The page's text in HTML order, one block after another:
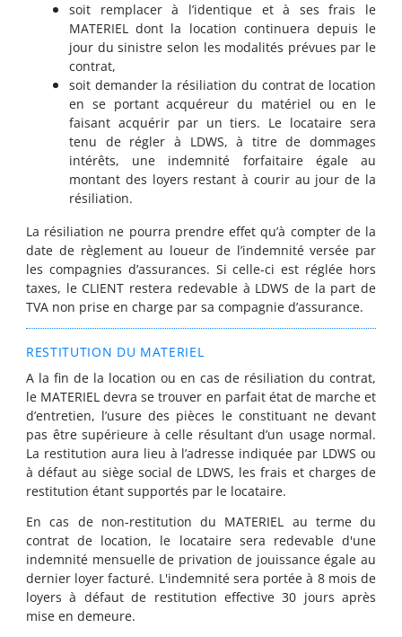
soit remplacer à l’identique et à ses frais le
MATERIEL dont la location continuera depuis le
jour du sinistre selon les modalités prévues par le
contrat,
soit demander la résiliation du contrat de location
en se portant acquéreur du matériel ou en le
faisant acquérir par un tiers. Le locataire sera
tenu de régler à LDWS, à titre de dommages
intérêts, une indemnité forfaitaire égale au
montant des loyers restant à courir au jour de la
résiliation.
La résiliation ne pourra prendre effet qu’à compter de la
date de règlement au loueur de l’indemnité versée par
les compagnies d’assurances. Si celle-ci est réglée hors
taxes, le CLIENT restera redevable à LDWS de la part de
TVA non prise en charge par sa compagnie d’assurance.
RESTITUTION DU MATERIEL
A la fin de la location ou en cas de résiliation du contrat,
le MATERIEL devra se trouver en parfait état de marche et
d’entretien, l’usure des pièces le constituant ne devant
pas être supérieure à celle résultant d’un usage normal.
La restitution aura lieu à l’adresse indiquée par LDWS ou
à défaut au siège social de LDWS, les frais et charges de
restitution étant supportés par le locataire.
En cas de non-restitution du MATERIEL au terme du
contrat de location, le locataire sera redevable d'une
indemnité mensuelle de privation de jouissance égale au
dernier loyer facturé. L'indemnité sera portée à 8 mois de
loyers à défaut de restitution effective 30 jours après
mise en demeure.